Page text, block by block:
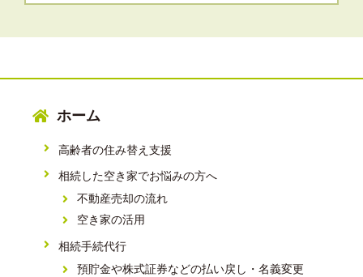
ホーム
高齢者の住み替え支援
相続した空き家でお悩みの方へ
不動産売却の流れ
空き家の活用
相続手続代行
預貯金や株式証券などの払い戻し・名義変更